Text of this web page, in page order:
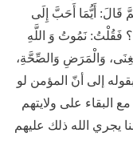
قَالَ: أَيُّمَا أَحَبَّ إِلَى
فَقُلْتُ: نَمُوتُ وَ اللَّهِ
وَالْمَرَضِ وَالصِّحَّةِ،
يشير بقوله إلى أنّ المؤمن لو
البقاء على ولايتهم
يجري الله ذلك عليهم